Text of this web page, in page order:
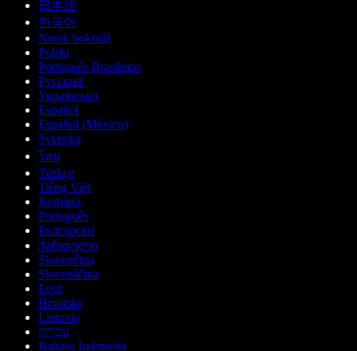
日本語
한국어
Norsk bokmål
Polski
Português Brasileiro
Русский
Українська
Español
Español (México)
Svenska
ไทย
Türkçe
Tiếng Việt
Română
Português
Български
ქართული
Slovenčina
Slovenščina
Eesti
Hrvatski
Lietuvių
עברית
Bahasa Indonesia